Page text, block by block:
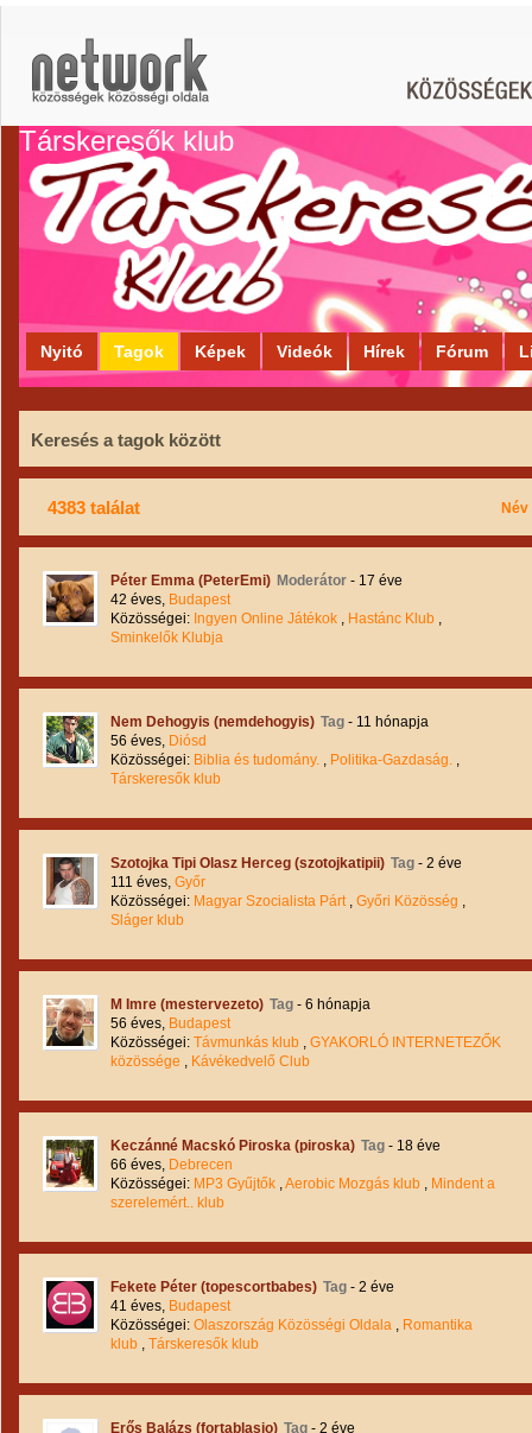
Társkeresők klub
Nyitó Tagok Képek Videók Hírek Fórum
Keresés a tagok között
4383 találat Név
Péter Emma (PeterEmi) Moderátor - 17 éve
42 éves, Budapest
Közösségei: Ingyen Online Játékok , Hastánc Klub ,
Sminkelők Klubja
Nem Dehogyis (nemdehogyis) Tag - 11 hónapja
56 éves, Diósd
Közösségei: Biblia és tudomány. , Politika-Gazdaság. ,
Társkeresők klub
Szotojka Tipi Olasz Herceg (szotojkatipii) Tag - 2 éve
111 éves, Győr
Közösségei: Magyar Szocialista Párt, Győri Közösség ,
Sláger klub
M Imre (mestervezeto) Tag - 6 hónapja
56 éves, Budapest
Közösségei: Távmunkás klub , GYAKORLÓ INTERNETEZŐK
közössége , Kávékedvelő Club
Keczánné Macskó Piroska (piroska) Tag - 18 éve
66 éves, Debrecen
Közösségei: MP3 Gyűjtők ,Aerobic Mozgás klub , Mindent a
szerelemért.. klub
Fekete Péter (topescortbabes) Tag - 2 éve
41 éves, Budapest
Közösségei: Olaszország Közösségi Oldala , Romantika
klub , Társkeresők klub
Erős Balázs (fortablasio) Tag - 2 éve